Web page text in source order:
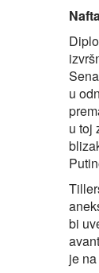
u
u toj
bi
je